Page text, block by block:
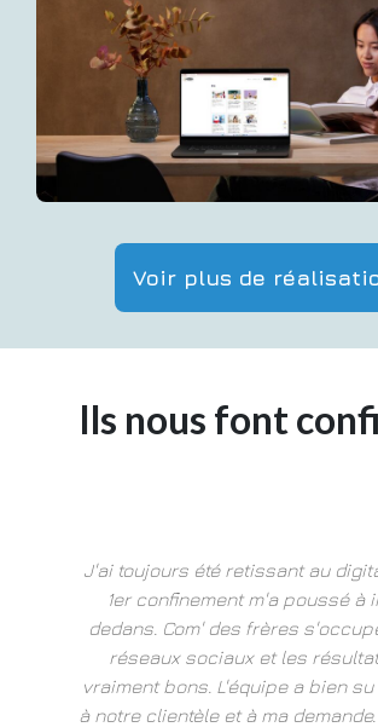
Voir plus de
Ils nous font
été retissant au digital, mais le
m'a poussé à investir
des frères s'occupe de mes
sociaux et les résultats sont
L'équipe a bien su s'adapter
et à ma demande. À chaque
site
était
n'avais
m'a